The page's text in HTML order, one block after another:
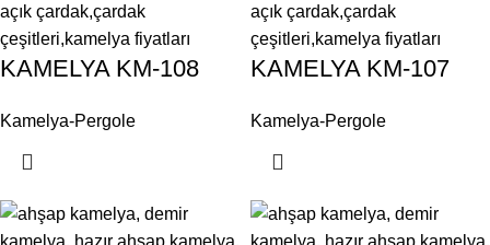
KAMELYA KM-108
Kamelya-Pergole
KAMELYA KM-107
Kamelya-Pergole